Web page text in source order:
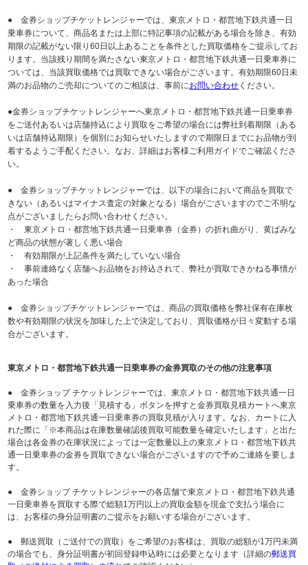
● 金券ショップチケットレンジャーでは、東京メトロ・都営地下鉄共通一日
乗車券について、商品名または上部に特記事項の記載がある場合を除き、有効
期限の記載がない限り60日以上あることを条件とした買取価格をご提示してお
ります。当該残り期間を満たさない東京メトロ・都営地下鉄共通一日乗車券に
ついては、当該買取価格では買取できない場合がございます。有効期限60日未
満のお品物のご売却についてのご相談は、事前にお問い合わせ ください。
●金券ショップチケットレンジャーへ東京メトロ・都営地下鉄共通一日乗車券
をご送付あるいは店舗持込により買取をご希望の場合には弊社到着期限（ある
いは店舗持込期限）を個別にお知らせいたしますので期限日までにお品物が到
着するようご手配ください。なお、詳細はお客様ご利用ガイドでご確認くださ
い。
● 金券ショップチケットレンジャーでは、以下の場合において商品を買取で
きない（あるいはマイナス査定の対象となる）場合がございますのでご不明な
点がございましたらお問い合わせください。
・ 東京メトロ・都営地下鉄共通一日乗車券（金券）の折れ曲がり、黄ばみな
ど商品の状態が著しく悪い場合
・ 有効期限が上記条件を満たしていない場合
・ 事前連絡なく店舗へお品物をお持込されて、弊社が買取できかねる事情が
あった場合
● 金券ショップチケットレンジャーでは、商品の買取価格を弊社保有在庫枚
数や有効期限の状況を加味した上で決定しており、買取価格が日々変動する場
合がございます。
東京メトロ・都営地下鉄共通一日乗車券の金券買取のその他の注意事項
● 金券ショップ チケットレンジャーでは、東京メトロ・都営地下鉄共通一日
乗車券の数量を入力後「見積する」ボタンを押すと金券買取見積カートへ東京
メトロ・都営地下鉄共通一日乗車券の買取見積が入ります。なお、カートに入
れた際に「※本商品は在庫数量確認後買取可能数量を確定いたします」と出た
場合は各金券の在庫状況によっては一定数量以上の東京メトロ・都営地下鉄共
通一日乗車券の金券を買取できない場合がございますので予めご連絡を要しま
す。
● 金券ショップ チケットレンジャーの各店舗で東京メトロ・都営地下鉄共通
一日乗車券を買取する際で総額1万円以上の買取金額を現金で支払う場合に
は、お客様の身分証明書のご提示をお願いする場合がございます。
● 郵送買取（ご送付での買取）をご希望のお客様は、買取の総額が1万円未満
の場合でも、身分証明書が初回登録申込時には必要となります（詳細の郵送買